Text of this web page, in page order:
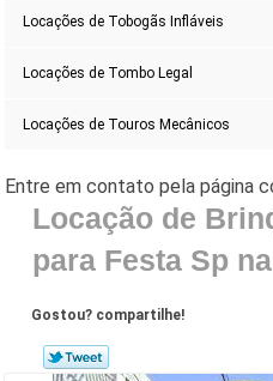
Locações de Tobogãs Infláveis
Locações de Tombo Legal
Locações de Touros Mecânicos
Locação de
para Festa Sp
Gostou? compartilhe!